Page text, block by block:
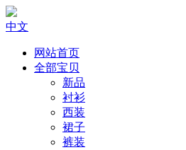
中文
网站首页
全部宝贝
新品
衬衫
西装
裙子
裤装